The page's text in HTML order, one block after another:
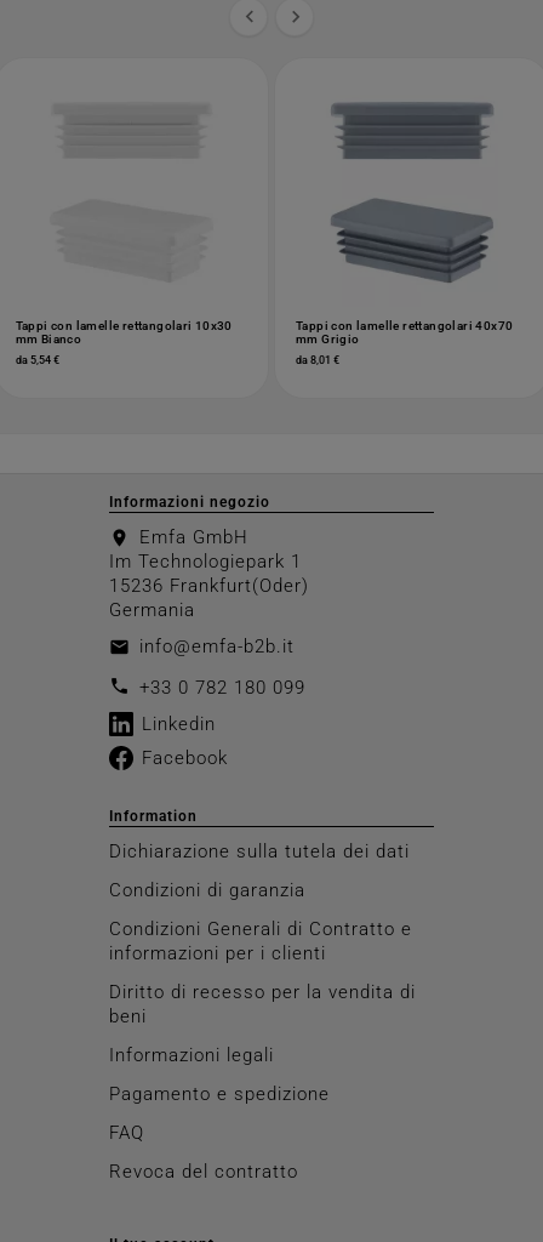
 
Tappi con lamelle rettangolari 10x30
mm Bianco
da 5,54 €
Tappi con lamelle rettangolari 40x70
mm Grigio
da 8,01 €
Informazioni negozio
location_on
Emfa GmbH
Im Technologiepark 1
15236 Frankfurt(Oder)
Germania
email info@emfa-b2b.it
call +33 0 782 180 099
Linkedin
Facebook
Information
Dichiarazione sulla tutela dei dati
Condizioni di garanzia
Condizioni Generali di Contratto e
informazioni per i clienti
Diritto di recesso per la vendita di
beni
Informazioni legali
Pagamento e spedizione
FAQ
Revoca del contratto